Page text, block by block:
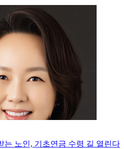
는 노인, 기초연금 수령 길 열린다